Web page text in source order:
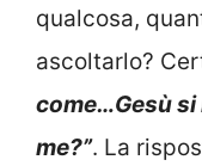
qualcosa,
ascoltarlo?
come…Gesù si
me?”. La